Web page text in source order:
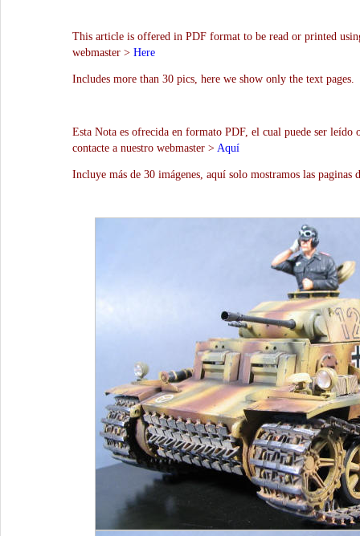
This article is offered in PDF format to be read or printed
webmaster > Here
Includes more than 30 pics, here we show only the text pages.
Esta Nota es ofrecida en formato PDF, el cual puede ser leído
contacte a nuestro webmaster > Aquí
Incluye más de 30 imágenes, aquí solo mostramos las paginas